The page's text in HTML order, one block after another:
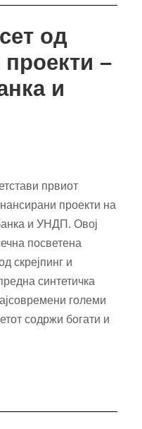
од
–
и
првиот
проекти на
и УНДП. Овој
посветена
скрејпинг и
синтетичка
големи
содржи богати и